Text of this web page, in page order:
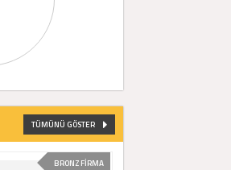
TÜMÜNÜ GÖSTER
BRONZ FİRMA